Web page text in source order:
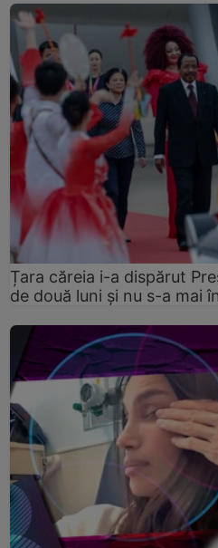
Țara căreia i-a dispărut
de două luni și nu s-a mai